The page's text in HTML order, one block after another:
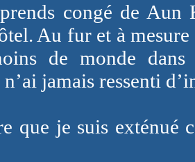
congé de Aun
Au fur et à
de monde
jamais ressenti
que je suis exténué